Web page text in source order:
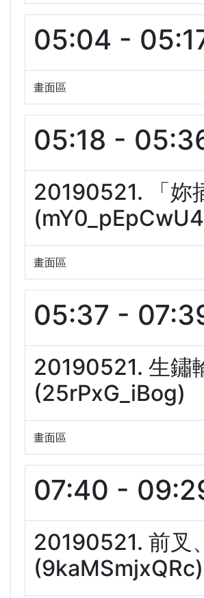
05:04 -
畫面區
05:18 -
20190521. 「妳
畫面區
05:37 -
20190521. 生鏽
(25rPxG_iBog)
畫面區
07:40 -
20190521. 前叉
(9kaMSmjxQRc)